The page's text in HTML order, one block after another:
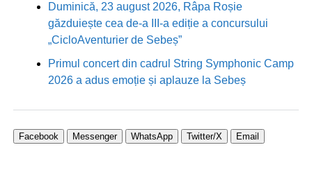
Duminică, 23 august 2026, Râpa Roșie
găzduiește cea de-a III-a ediție a concursului
„CicloAventurier de Sebeș”
Primul concert din cadrul String Symphonic Camp
2026 a adus emoție și aplauze la Sebeș
Facebook Messenger WhatsApp Twitter/X Email